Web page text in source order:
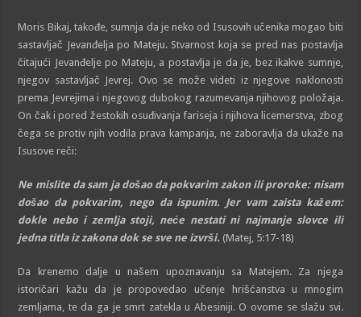
Moris Bikaj, takođe, sumnja da je neko od Isusovih učenika mogao biti
sastavljač Jevanđelja po Mateju. Stvarnost koja se pred nas postavlja
čitajući Jevanđelje po Mateju, a postavlja je da je, bez ikakve sumnje,
njegov sastavljač Jevrej. Ovo se može videti iz njegove naklonosti
prema Jevrejima i njegovog dubokog razumevanja njihovog položaja.
On čak i pored žestokih osuđivanja fariseja i njihova licemerstva, zbog
čega se protiv njih vodila prava kampanja, ne zaboravlja da ukaže na
Isusove reči:
Ne mislite da sam ja došao da pokvarim zakon ili proroke: nisam
došao da pokvarim, nego da ispunim. Jer vam zaista kažem:
dokle nebo i zemlja stoji, neće nestati ni najmanje slovce ili
jedna titla iz zakona dok se sve ne izvrši. (Matej, 5:17-18)
Da krenemo dalje u našem upoznavanju sa Matejem. Za njega
istoričari kažu da je propovedao učenje hrišćanstva u mnogim
zemljama, te da ga je smrt zatekla u Abesiniji. O ovome se slažu svi.